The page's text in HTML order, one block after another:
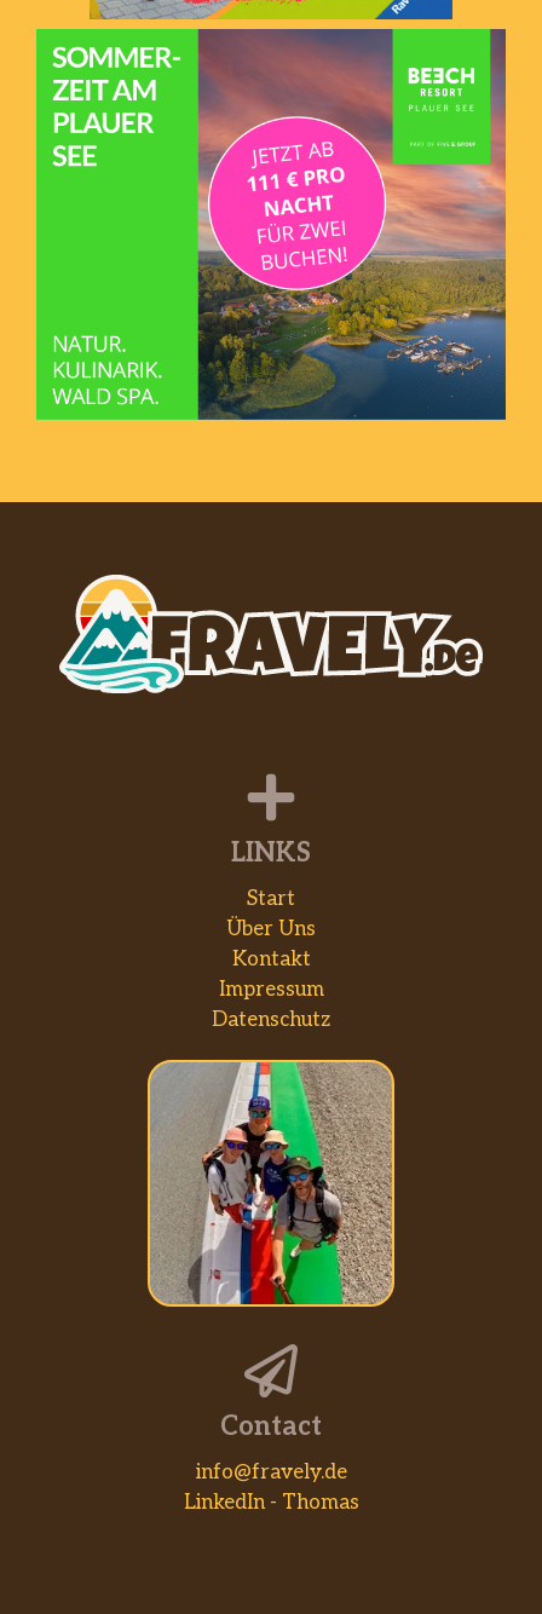
LINKS
Start
Über Uns
Kontakt
Impressum
Datenschutz
Contact
info@fravely.de
LinkedIn - Thomas